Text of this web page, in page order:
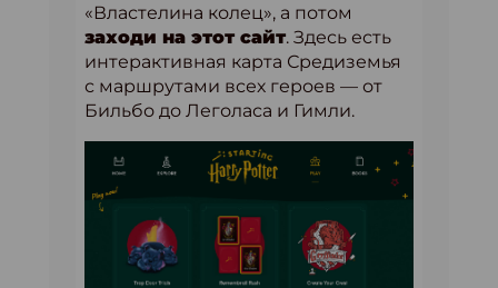
«Властелина колец», а потом
заходи на этот сайт. Здесь есть
интерактивная карта Средиземья
с маршрутами всех героев — от
Бильбо до Леголаса и Гимли.